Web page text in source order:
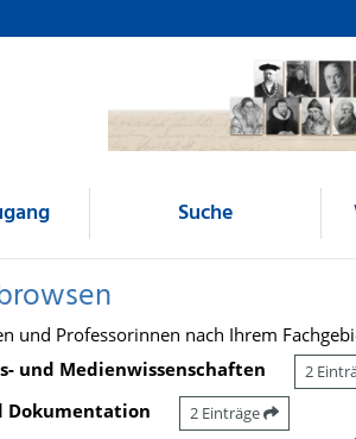
Suche
und Professorinnen nach Ihrem
und Medienwissenschaften
2
Dokumentation 2 Einträge